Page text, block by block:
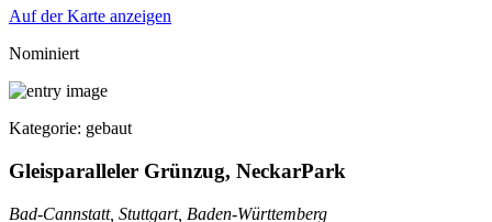
Auf der Karte anzeigen
Nominiert
Kategorie: gebaut
Gleisparalleler Grünzug, NeckarPark
Bad-Cannstatt, Stuttgart, Baden-Württemberg